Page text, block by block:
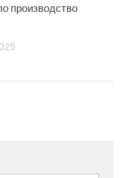
производство